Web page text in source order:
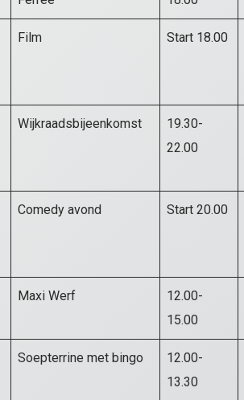
Film Start 18.00
Wijkraadsbijeenkomst
19.30-
22.00
Comedy avond Start 20.00
Maxi Werf
12.00-
15.00
Soepterrine met bingo
12.00-
13.30